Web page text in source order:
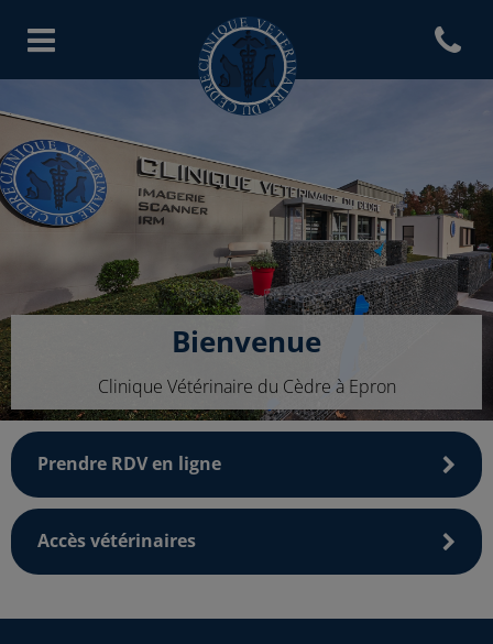
Page d'accueil de Clinique
Open
Bienvenue
Clinique Vétérinaire du Cèdre à Epron
Prendre RDV en ligne
Accès vétérinaires